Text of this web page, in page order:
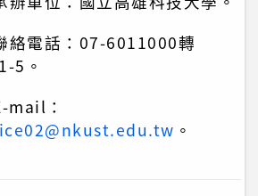
絡電話：07-6011000轉
5。
mail：
。